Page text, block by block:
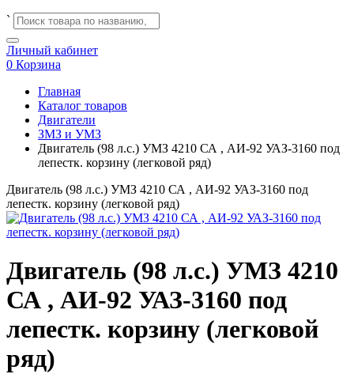
`
Личный кабинет
0 Корзина
Главная
Каталог товаров
Двигатели
ЗМЗ и УМЗ
Двигатель (98 л.с.) УМЗ 4210 СА , АИ-92 УАЗ-3160 под
лепестк. корзину (легковой ряд)
Двигатель (98 л.с.) УМЗ 4210 СА , АИ-92 УАЗ-3160 под
лепестк. корзину (легковой ряд)
Двигатель (98 л.с.) УМЗ 4210
СА , АИ-92 УАЗ-3160 под
лепестк. корзину (легковой
ряд)